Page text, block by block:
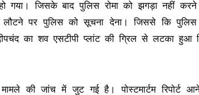
गया। जिसके बाद पुलिस रोमा को झगड़ा नहीं
पर पुलिस को सूचना देना। जिससे कि
का शव एसटीपी प्लांट की ग्रिल से लटका हुआ
की जांच में जुट गई है। पोस्टमार्टम